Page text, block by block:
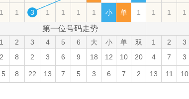
1 1 3 1 1 1 1 小 单 1 1 1 1
第一位号码走势
1 2 3 4 5 6 大 小 单 双 1 2 3
2 8 2 3 6 9 18 12 10 20 4 7 3
8 22 13 7 5 3 6 7 2 13 11 10